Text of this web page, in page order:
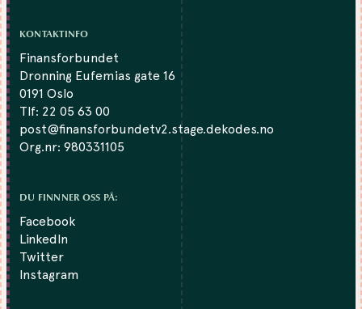
KONTAKTINFO
Finansforbundet
Dronning Eufemias gate 16
0191 Oslo
Tlf: 22 05 63 00
post@finansforbundetv2.stage.dekodes.no
Org.nr: 980331105
DU FINNNER OSS PÅ:
Facebook
LinkedIn
Twitter
Instagram